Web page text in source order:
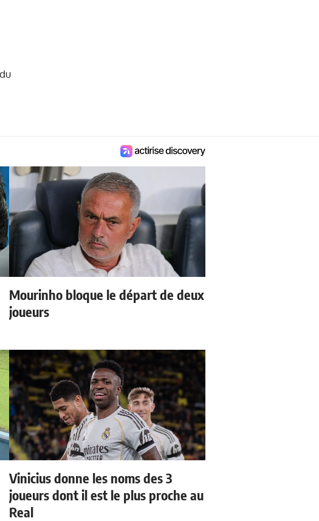
Mourinho bloque le départ de deux
joueurs
Vinicius donne les noms des 3
joueurs dont il est le plus proche au
Real